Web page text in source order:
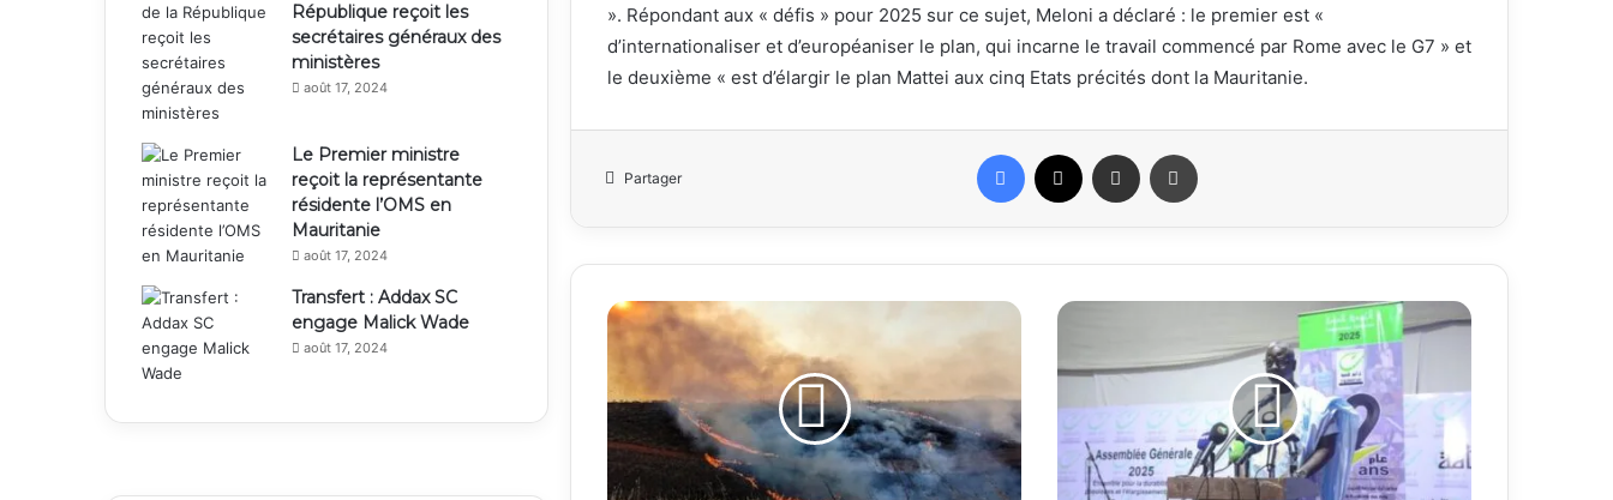
». Répondant aux « défis » pour 2025 sur ce sujet, Meloni a déclaré : le premier est «
d’internationaliser et d’européaniser le plan, qui incarne le travail commencé par Rome avec le G7 » et
le deuxième « est d’élargir le plan Mattei aux cinq Etats précités dont la Mauritanie.
Partager
Facebook Partager par email
République reçoit les
secrétaires généraux des
ministères
août 17, 2024
Le Premier ministre
reçoit la représentante
résidente l’OMS en
Mauritanie
août 17, 2024
Transfert : Addax SC
engage Malick Wade
août 17, 2024